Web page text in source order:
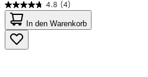
4.8 (4)
4.8
von
5
Sternen.
4
In den Warenkorb